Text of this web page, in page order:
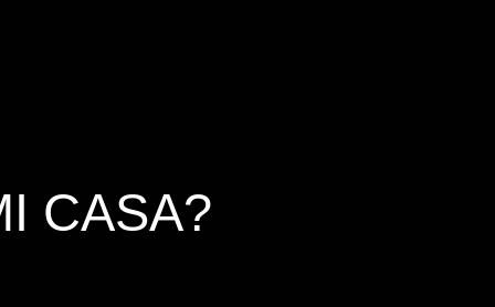
Vinícius Jr renueva con en el Real Madrid
hasta 2032
CASA?